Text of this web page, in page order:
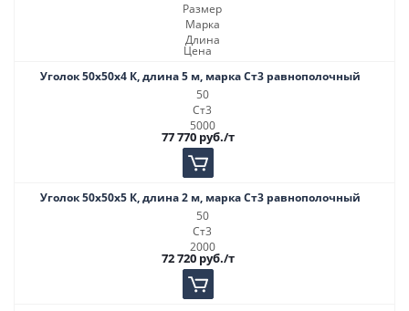
Размер
Марка
Длина
Цена
Уголок 50х50х4 К, длина 5 м, марка Ст3 равнополочный
50
Ст3
5000
77 770руб./т
Уголок 50х50х5 К, длина 2 м, марка Ст3 равнополочный
50
Ст3
2000
72 720руб./т